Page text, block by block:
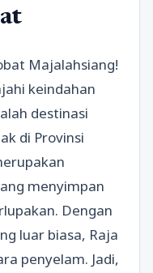
Majalahsiang!
keindahan
destinasi
di Provinsi
menyimpan
Dengan
luar biasa, Raja
penyelam. Jadi,